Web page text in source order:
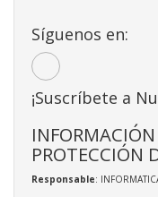
Síguenos en:
¡Suscríbete a
PROTECCIÓN
Responsable: